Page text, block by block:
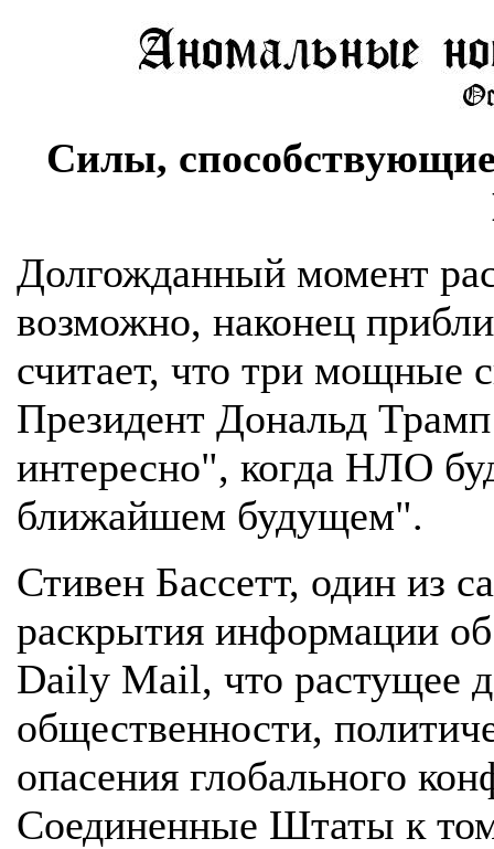
Силы,
Долгожданный момент
возможно, наконец
считает, что три мощные
Президент Дональд Трамп
интересно", когда НЛО
ближайшем будущем".
Стивен Бассетт, один из
раскрытия информации
Daily Mail, что растущее
общественности,
опасения глобального
Соединенные Штаты к